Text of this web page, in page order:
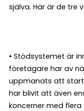
själva. Här är de tre
• Stödsystemet är
företagare har av
uppmanats att
har blivit att även
koncerner med